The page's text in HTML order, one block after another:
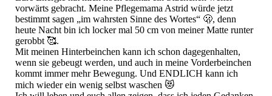
vorwärts gebracht. Meine Pflegemama Astrid würde jetzt
bestimmt sagen „im wahrsten Sinne des Wortes“ 🫢, denn
heute Nacht bin ich locker mal 50 cm von meiner Matte runter
gerobbt 🥰.
Mit meinen Hinterbeinchen kann ich schon dagegenhalten,
wenn sie gebeugt werden, und auch in meine Vorderbeinchen
kommt immer mehr Bewegung. Und ENDLICH kann ich
mich wieder ein wenig selbst waschen 😻